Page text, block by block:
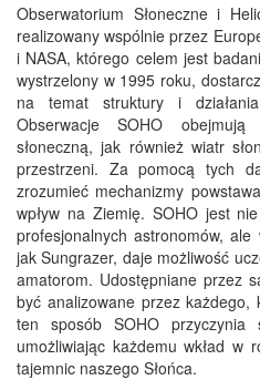
Obserwatorium Słoneczne i
realizowany wspólnie przez
i NASA, którego celem jest
wystrzelony w 1995 roku,
na temat struktury i
Obserwacje SOHO
słoneczną, jak również wiatr
przestrzeni. Za pomocą tych
zrozumieć mechanizmy
wpływ na Ziemię. SOHO jest
profesjonalnych astronomów,
jak Sungrazer, daje możliwość
amatorom. Udostępniane przez
być analizowane przez
ten sposób SOHO przyczynia
umożliwiając każdemu wkład w
tajemnic naszego Słońca.